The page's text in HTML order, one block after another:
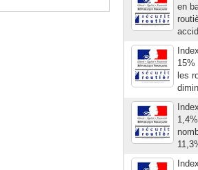
en
15%
les